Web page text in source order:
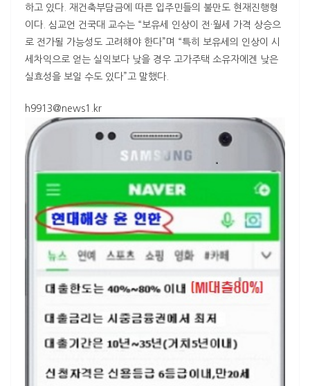
하고 있다. 재건축부담금에 따른 입주민들의 불만도 현재진행형
이다. 심교언 건국대 교수는 “보유세 인상이 전·월세 가격 상승으
로 전가될 가능성도 고려해야 한다”며 “특히 보유세의 인상이 시
세차익으로 얻는 실익보다 낮을 경우 고가주택 소유자에겐 낮은
실효성을 보일 수도 있다”고 말했다.
h9913@news1.kr